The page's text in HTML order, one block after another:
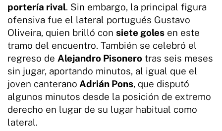
portería rival. Sin embargo, la principal figura
ofensiva fue el lateral portugués Gustavo
Oliveira, quien brilló con siete goles en este
tramo del encuentro. También se celebró el
regreso de Alejandro Pisonero tras seis meses
sin jugar, aportando minutos, al igual que el
joven canterano Adrián Pons, que disputó
algunos minutos desde la posición de extremo
derecho en lugar de su lugar habitual como
lateral.